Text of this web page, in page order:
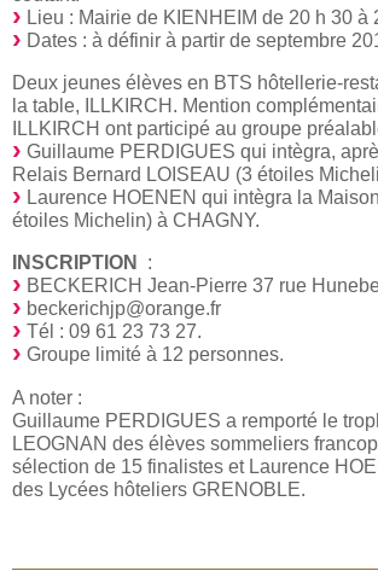
Lieu : Mairie de KIENHEIM de 20 h 30 à
Dates : à définir à partir de septembre
Deux jeunes élèves en BTS hôtellerie-
la table, ILLKIRCH. Mention
ILLKIRCH ont participé au groupe
Guillaume PERDIGUES qui intègra,
Relais Bernard LOISEAU (3 étoiles
Laurence HOENEN qui intègra la
étoiles Michelin) à CHAGNY.
INSCRIPTION :
BECKERICH Jean-Pierre 37 rue
beckerichjp@orange.fr
Tél : 09 61 23 73 27.
Groupe limité à 12 personnes.
A noter :
Guillaume PERDIGUES a remporté le
LEOGNAN des élèves sommeliers
sélection de 15 finalistes et Laurence
des Lycées hôteliers GRENOBLE.